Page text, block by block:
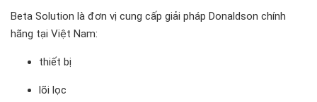
Beta Solution là đơn vị cung cấp giải pháp Donaldson chính
hãng tại Việt Nam:
thiết bị
lõi lọc